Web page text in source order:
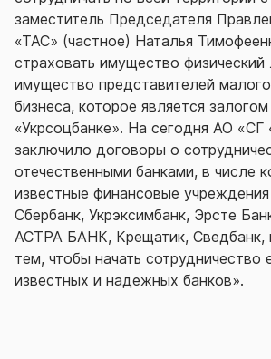
заместитель Председателя
«ТАС» (частное) Наталья
страховать имущество
имущество представителей
бизнеса, которое является залогом
«Укрсоцбанке». На сегодня АО
заключило договоры о
отечественными банками, в числе
известные финансовые
Сбербанк, Укрэксимбанк, Эрсте
АСТРА БАНК, Крещатик, Сведбанк,
тем, чтобы начать
известных и надежных банков».